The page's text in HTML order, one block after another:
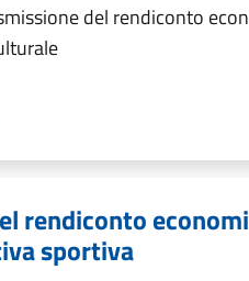
del rendiconto
rendiconto
sportiva